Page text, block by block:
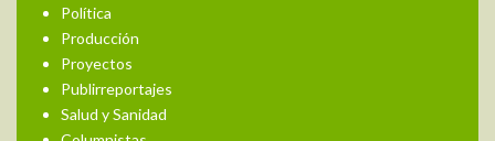
Política
Producción
Proyectos
Publirreportajes
Salud y Sanidad